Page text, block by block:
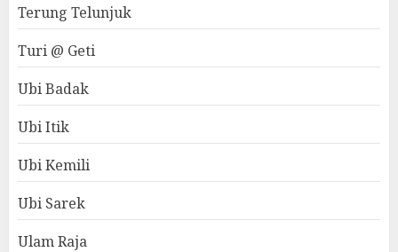
Terung Telunjuk
Turi @ Geti
Ubi Badak
Ubi Itik
Ubi Kemili
Ubi Sarek
Ulam Raja